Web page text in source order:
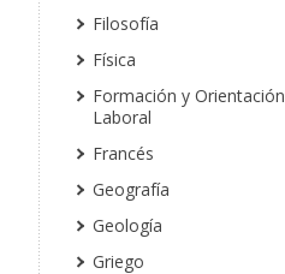
Filosofía
Física
Formación y Orientación
Laboral
Francés
Geografía
Geología
Griego